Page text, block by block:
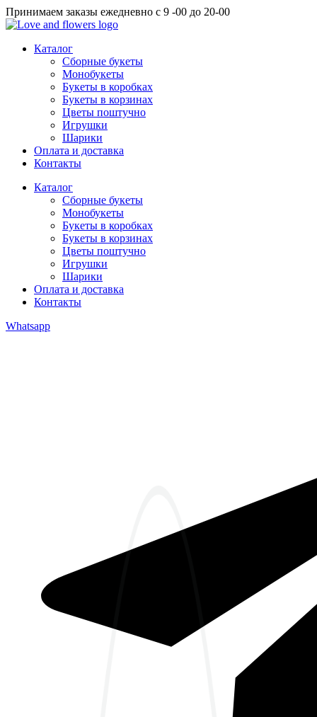
Перейти
к
Принимаем заказы ежедневно с 9 -00 до 20-00
Каталог
Сборные букеты
Монобукеты
Букеты в коробках
Букеты в корзинах
Цветы поштучно
Игрушки
Шарики
Оплата и доставка
Контакты
Каталог
Сборные букеты
Монобукеты
Букеты в коробках
Букеты в корзинах
Цветы поштучно
Игрушки
Шарики
Оплата и доставка
Контакты
Whatsapp